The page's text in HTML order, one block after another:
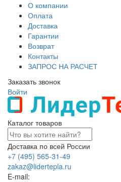
О компании
Оплата
Доставка
Гарантии
Возврат
Контакты
ЗАПРОС НА РАСЧЕТ
Заказать звонок
Войти
Каталог товаров
Доставка по всей России
+7 (495) 565-31-49
zakaz@lidertepla.ru
E-mail: